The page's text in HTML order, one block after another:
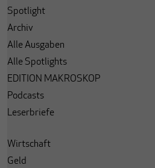
Spotlight
Archiv
Alle Ausgaben
Alle Spotlights
EDITION MAKROSKOP
Podcasts
Leserbriefe
Wirtschaft
Geld